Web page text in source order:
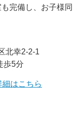
完備し、お子様同
北幸2-2-1
歩5分
はこちら